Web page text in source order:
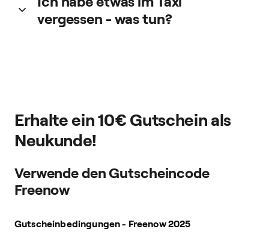
vergessen - was tun?
Erhalte ein 10€ Gutschein als
Neukunde!
Verwende den Gutscheincode
Freenow
Gutscheinbedingungen - Freenow 2025